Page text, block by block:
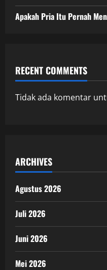
Apakah Pria Itu Pernah
RECENT COMMENTS
Tidak ada komentar
ARCHIVES
Agustus 2026
Juli 2026
Juni 2026
Mei 2026